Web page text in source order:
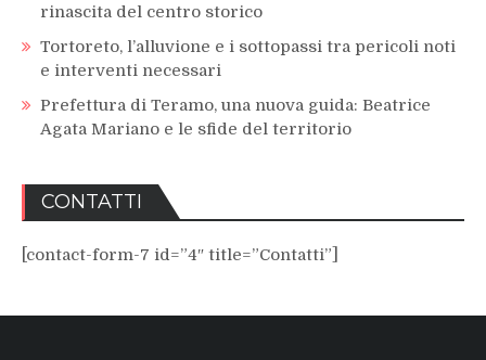
rinascita del centro storico
Tortoreto, l’alluvione e i sottopassi tra pericoli noti
e interventi necessari
Prefettura di Teramo, una nuova guida: Beatrice
Agata Mariano e le sfide del territorio
CONTATTI
[contact-form-7 id=”4″ title=”Contatti”]